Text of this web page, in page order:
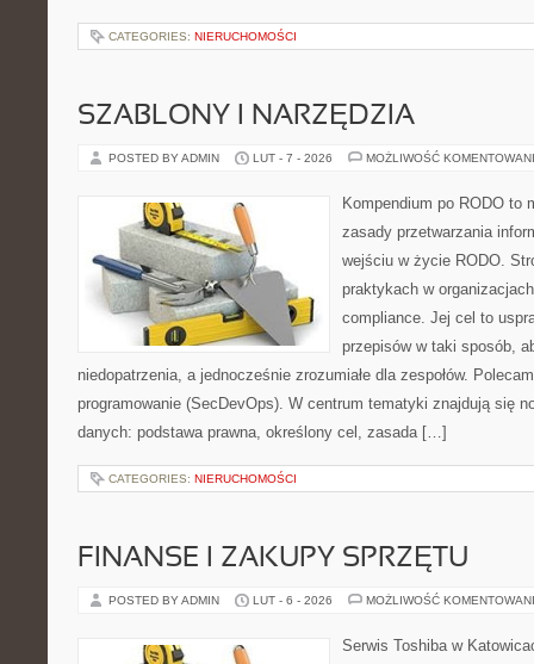
CATEGORIES: NIERUCHOMOŚCI
SZABLONY I NARZĘDZIA
POSTED BY ADMIN LUT - 7 - 2026 MOŻLIWOŚĆ
Kompendium po RODO to
zasady przetwarzania
wejściu w życie RODO.
praktykach w
compliance. Jej cel to
przepisów w taki sposób,
niedopatrzenia, a jednocześnie zrozumiałe dla zespołów.
programowanie (SecDevOps). W centrum tematyki znajdują się
danych: podstawa prawna, określony cel, zasada […]
CATEGORIES: NIERUCHOMOŚCI
FINANSE I ZAKUPY SPRZĘTU
POSTED BY ADMIN LUT - 6 - 2026 MOŻLIWOŚĆ
Serwis Toshiba w